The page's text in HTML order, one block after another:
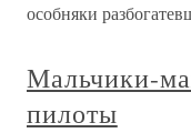
особняки
Мальчики-
пилоты